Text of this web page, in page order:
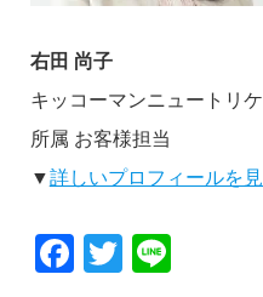
右田 尚子
キッコーマンニュートリ
所属 お客様担当
▼詳しいプロフィールを
Facebook
Twitter